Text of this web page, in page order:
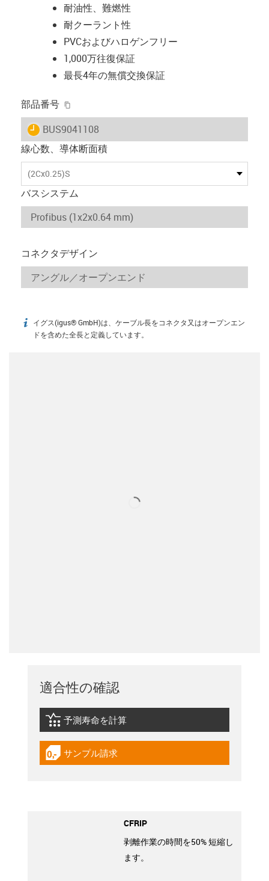
耐油性、難燃性
耐クーラント性
PVCおよびハロゲンフリー
1,000万往復保証
最長4年の無償交換保証
部品番号
igus-icon-lieferzeit
BUS9041108
線心数、導体断面積
(2Cx0.25)S
バスシステム
コネクタデザイン
igus-icon-info
イグス(igus® GmbH)は、ケーブル長をコネクタ又はオープンエン
ドを含めた全長と定義しています。
適合性の確認
igus-icon-lebensdauerrechner
予測寿命を計算
igus-icon-gratismuster
サンプル請求
CFRIP
剥離作業の時間を50% 短縮し
ます。